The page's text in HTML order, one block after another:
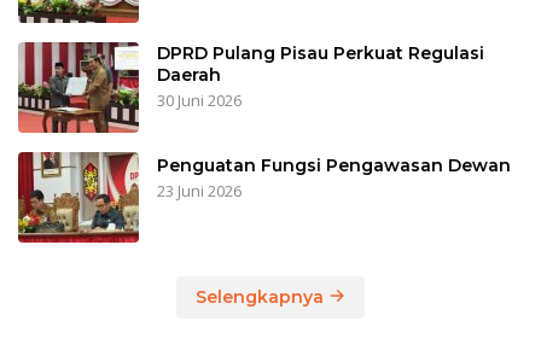
DPRD Pulang Pisau Perkuat Regulasi
Daerah
30 Juni 2026
Penguatan Fungsi Pengawasan Dewan
23 Juni 2026
Selengkapnya